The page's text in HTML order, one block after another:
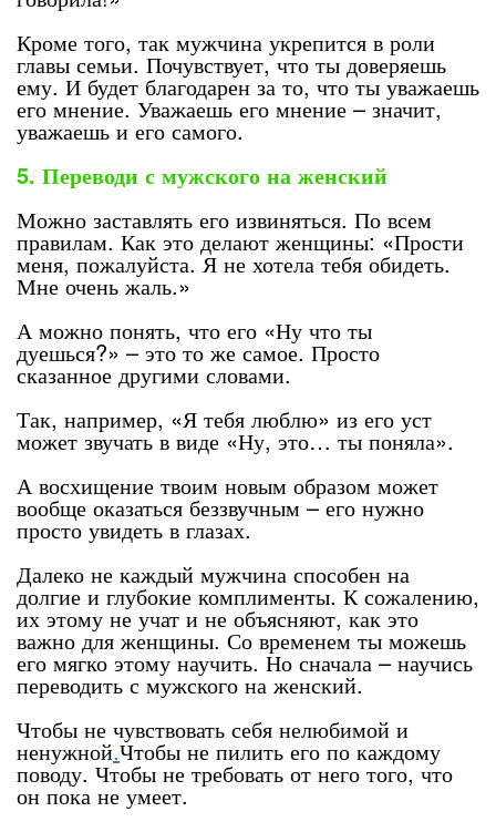
Кроме того, так мужчина укрепится в роли
главы семьи. Почувствует, что ты доверяешь
ему. И будет благодарен за то, что ты уважаешь
его мнение. Уважаешь его мнение – значит,
уважаешь и его самого.
5. Переводи с мужского на женский
Можно заставлять его извиняться. По всем
правилам. Как это делают женщины: «Прости
меня, пожалуйста. Я не хотела тебя обидеть.
Мне очень жаль.»
А можно понять, что его «Ну что ты
дуешься?» – это то же самое. Просто
сказанное другими словами.
Так, например, «Я тебя люблю» из его уст
может звучать в виде «Ну, это… ты поняла».
А восхищение твоим новым образом может
вообще оказаться беззвучным – его нужно
просто увидеть в глазах.
Далеко не каждый мужчина способен на
долгие и глубокие комплименты. К сожалению,
их этому не учат и не объясняют, как это
важно для женщины. Со временем ты можешь
его мягко этому научить. Но сначала – научись
переводить с мужского на женский.
Чтобы не чувствовать себя нелюбимой и
ненужной.Чтобы не пилить его по каждому
поводу. Чтобы не требовать от него того, что
он пока не умеет.